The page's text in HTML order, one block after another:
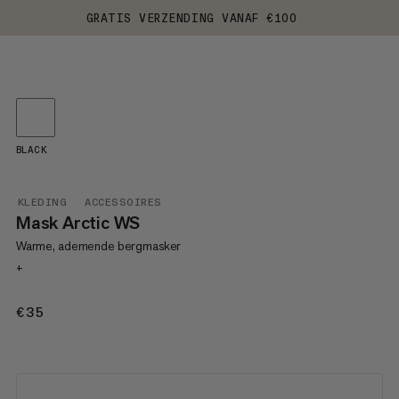
GRATIS VERZENDING VANAF €100
KLEDING ACCESSOIRES
Mask Arctic WS
Warme, ademende bergmasker
+
€35
BLACK